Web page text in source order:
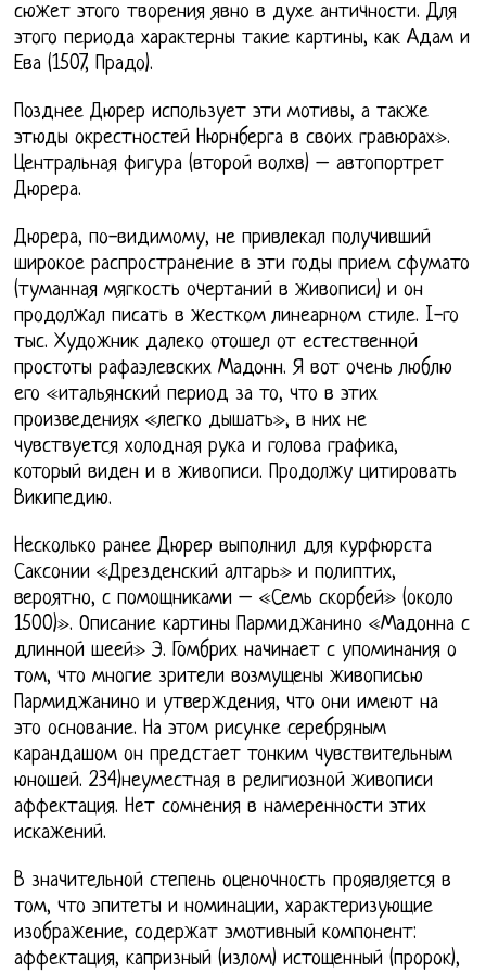
сюжет этого творения явно в духе античности. Для
этого периода характерны такие картины, как Адам и
Ева (1507, Прадо).
Позднее Дюрер использует эти мотивы, а также
этюды окрестностей Нюрнберга в своих гравюрах».
Центральная фигура (второй волхв) – автопортрет
Дюрера.
Дюрера, по-видимому, не привлекал получивший
широкое распространение в эти годы прием сфумато
(туманная мягкость очертаний в живописи) и он
продолжал писать в жестком линеарном стиле. I-го
тыс. Художник далеко отошел от естественной
простоты рафаэлевских Мадонн. Я вот очень люблю
его «итальянский период за то, что в этих
произведениях «легко дышать», в них не
чувствуется холодная рука и голова графика,
который виден и в живописи. Продолжу цитировать
Википедию.
Несколько ранее Дюрер выполнил для курфюрста
Саксонии «Дрезденский алтарь» и полиптих,
вероятно, с помощниками – «Семь скорбей» (около
1500)». Описание картины Пармиджанино «Мадонна с
длинной шеей» Э. Гомбрих начинает с упоминания о
том, что многие зрители возмущены живописью
Пармиджанино и утверждения, что они имеют на
это основание. На этом рисунке серебряным
карандашом он предстает тонким чувствительным
юношей. 234)неуместная в религиозной живописи
аффектация. Нет сомнения в намеренности этих
искажений.
В значительной степень оценочность проявляется в
том, что эпитеты и номинации, характеризующие
изображение, содержат эмотивный компонент:
аффектация, капризный (излом) истощенный (пророк),